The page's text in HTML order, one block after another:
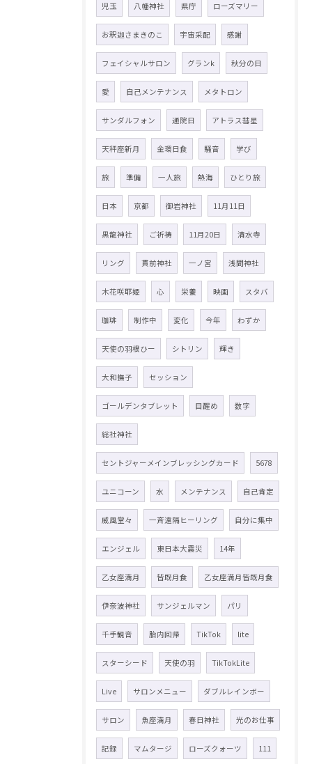
児玉 八幡神社 県庁 ローズマリー
お釈迦さまきのこ 宇宙采配 感謝
フェイシャルサロン グランk 秋分の日
愛 自己メンテナンス メタトロン
サンダルフォン 通院日 アトラス彗星
天秤座新月 金環日食 騒音 学び
旅 準備 一人旅 熱海 ひとり旅
日本 京都 御岩神社 11月11日
黒龍神社 ご祈祷 11月20日 清水寺
リング 貫前神社 一ノ宮 浅間神社
木花咲耶姫 心 栄養 映画 スタバ
珈琲 制作中 変化 今年 わずか
天使の羽根ひー シトリン 輝き
大和撫子 セッション
ゴールデンタブレット 目醒め 数字
総社神社
セントジャーメインブレッシングカード 5678
ユニコーン 水 メンテナンス 自己肯定
威風堂々 一斉遠隔ヒーリング 自分に集中
エンジェル 東日本大震災 14年
乙女座満月 皆既月食 乙女座満月皆既月食
伊奈波神社 サンジェルマン パリ
千手観音 胎内回帰 TikTok lite
スターシード 天使の羽 TikTokLite
Live サロンメニュー ダブルレインボー
サロン 魚座満月 春日神社 光のお仕事
記録 マムタージ ローズクォーツ 111